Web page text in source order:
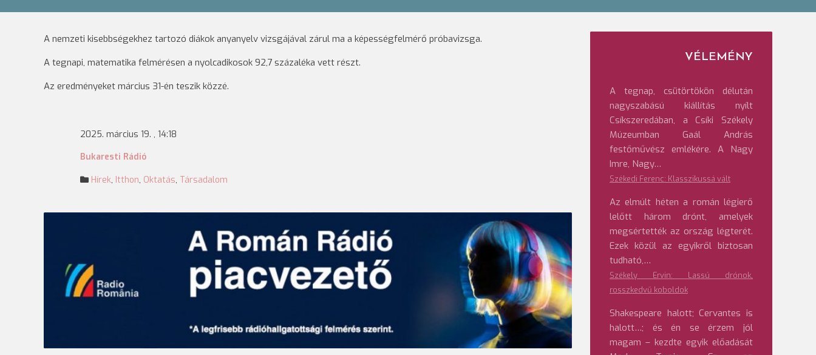
A nemzeti kisebbségekhez tartozó diákok anyanyelv vizsgájával zárul ma a képességfelmérő próbavizsga.
A tegnapi, matematika felmérésen a nyolcadikosok 92,7 százaléka vett részt.
Az eredményeket március 31-én teszik közzé.
2025. március 19. , 14:18
Bukaresti Rádió
Hírek, Itthon, Oktatás, Társadalom
VÉLEMÉNY
A tegnap, csütörtökön délután
nagyszabású kiállítás nyílt
Csíkszeredában, a Csíki Székely
Múzeumban Gaál András
festőművész emlékére. A Nagy
Imre, Nagy…
Székedi Ferenc: Klasszikussá vált
Az elmúlt héten a román légierő
lelőtt három drónt, amelyek
megsértették az ország légterét.
Ezek közül az egyikről biztosan
tudható,…
Székely Ervin: Lassú drónok,
rosszkedvű koboldok
Shakespeare halott; Cervantes is
halott…; és én se érzem jól
magam – kezdte egyik előadását